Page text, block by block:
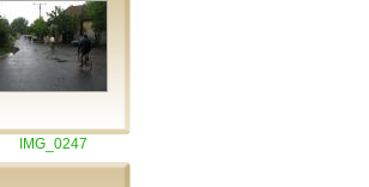
IMG_0247